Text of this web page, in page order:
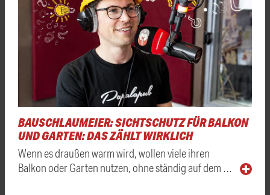
BAUSCHLAUMEIER: SICHTSCHUTZ FÜR BALKON
UND GARTEN: DAS ZÄHLT WIRKLICH
Wenn es draußen warm wird, wollen viele ihren
Balkon oder Garten nutzen, ohne ständig auf dem …